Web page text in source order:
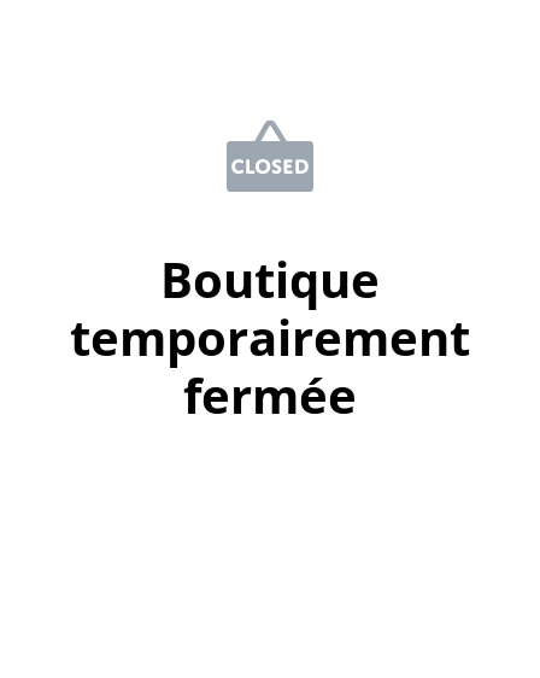
Boutique
temporairement
fermée